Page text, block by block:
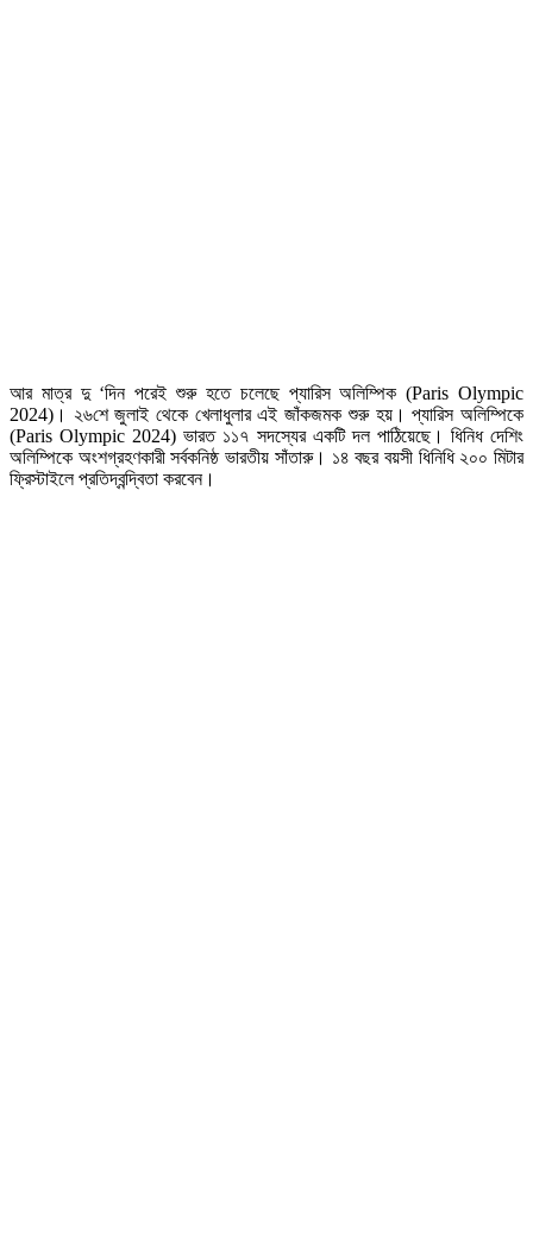
আর মাত্র দু ‘দিন পরেই শুরু হতে চলেছে প্যারিস অলিম্পিক (Paris Olympic
2024)। ২৬শে জুলাই থেকে খেলাধুলার এই জাঁকজমক শুরু হয়। প্যারিস অলিম্পিকে
(Paris Olympic 2024) ভারত ১১৭ সদস্যের একটি দল পাঠিয়েছে। ধিনিধ দেশিং
অলিম্পিকে অংশগ্রহণকারী সর্বকনিষ্ঠ ভারতীয় সাঁতারু। ১৪ বছর বয়সী ধিনিধি ২০০ মিটার
ফ্রিস্টাইলে প্রতিদ্বন্দ্বিতা করবেন।